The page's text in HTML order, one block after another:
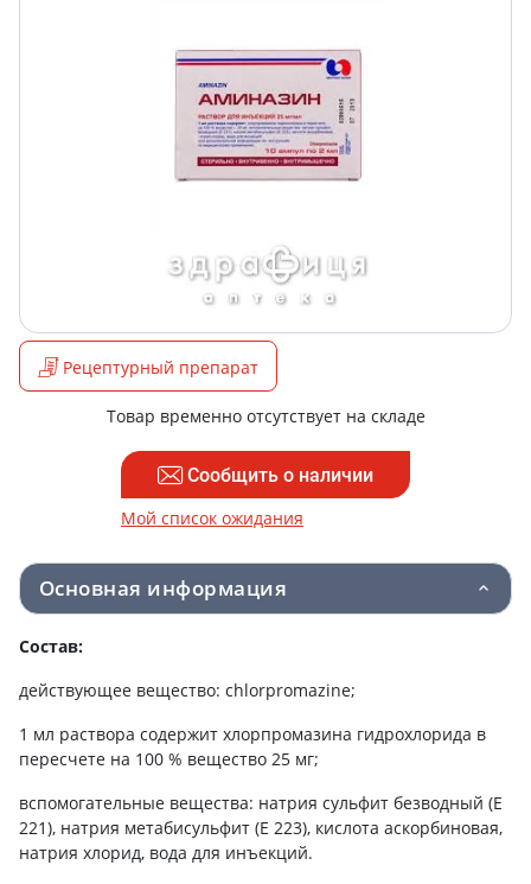
Рецептурный препарат
Товар временно отсутствует на складе
Сообщить о наличии
Мой список ожидания
Основная информация
Состав:
действующее вещество: chlorpromazine;
1 мл раствора содержит хлорпромазина гидрохлорида в
пересчете на 100 % вещество 25 мг;
вспомогательные вещества: натрия сульфит безводный (Е
221), натрия метабисульфит (Е 223), кислота аскорбиновая,
натрия хлорид, вода для инъекций.